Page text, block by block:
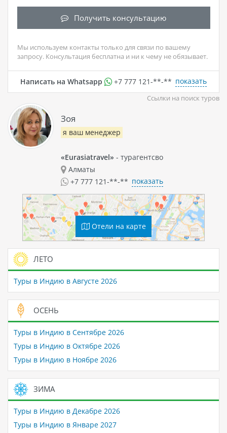
Получить консультацию
Мы используем контакты только для связи по вашему
запросу. Консультация бесплатна и ни к чему не обязывает.
Написать на Whatsapp +7 777 121-**-** показать
Ссылки на поиск туров
Зоя
я ваш менеджер
«Eurasiatravel» - турагентсво
Алматы
+7 777 121-**-** показать
Отели на карте
ЛЕТО
Туры в Индию в Августе 2026
ОСЕНЬ
Туры в Индию в Сентябре 2026
Туры в Индию в Октябре 2026
Туры в Индию в Ноябре 2026
ЗИМА
Туры в Индию в Декабре 2026
Туры в Индию в Январе 2027